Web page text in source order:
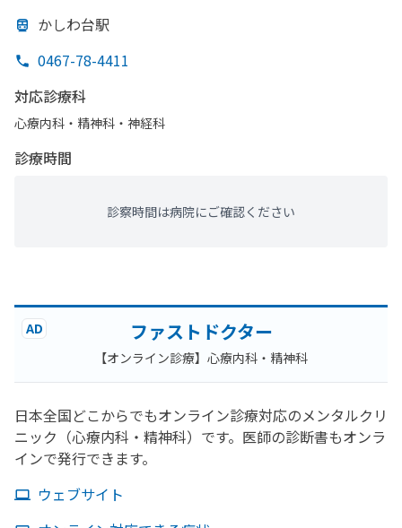
かしわ台駅
0467-78-4411
対応診療科
心療内科・​精神科・神経科
診療時間
診察時間は病院にご確認ください
AD ファストドクター
【オンライン診療】心療内科・精神科
日本全国どこからでもオンライン診療対応のメンタルクリ
ニック（心療内科・精神科）です。医師の診断書もオンラ
インで発行できます。
ウェブサイト